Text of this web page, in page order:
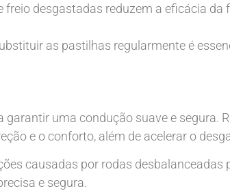
freio desgastadas reduzem a eficácia da
as pastilhas regularmente é
uma condução suave e segura.
e o conforto, além de acelerar o
causadas por rodas desbalanceadas
e segura.